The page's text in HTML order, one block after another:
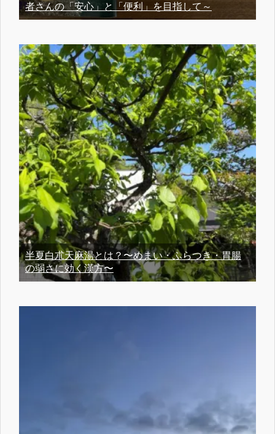
者さんの「安心」と「便利」を目指して～
半夏白朮天麻湯とは？〜めまい・ふらつき・胃腸
の弱さに効く漢方〜